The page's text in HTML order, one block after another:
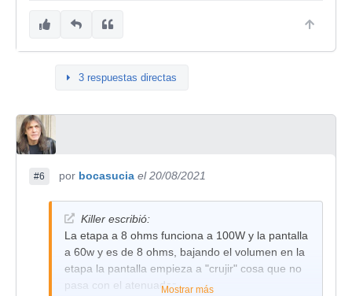
3 respuestas directas
#6 por bocasucia el 20/08/2021
Killer escribió:
La etapa a 8 ohms funciona a 100W y la pantalla
a 60w y es de 8 ohms, bajando el volumen en la
etapa la pantalla empieza a "crujir" cosa que no
pasa con el atenuadorMostrar más